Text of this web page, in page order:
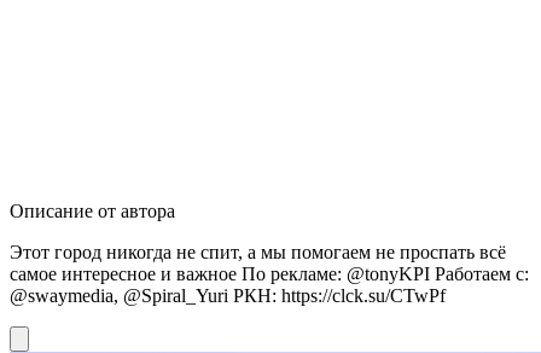
Описание от автора
Этот город никогда не спит, а мы помогаем не проспать всё
самое интересное и важное По рекламе: @tonyKPI Работаем с:
@swaymedia, @Spiral_Yuri РКН: https://clck.su/CTwPf